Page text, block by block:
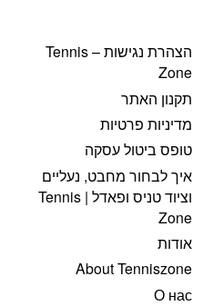
הצהרת נגישות – Tennis
Zone
תקנון האתר
מדיניות פרטיות
טופס ביטול עסקה
איך לבחור מחבט, נעליים
וציוד טניס ופאדל | Tennis
Zone
אודות
About Tenniszone
О нас